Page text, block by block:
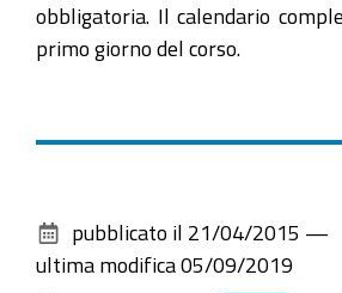
inizio
del
obbligatoria. Il calendario
primo giorno del corso.
documento
pubblicato il 21/04/2015 —
ultima modifica 05/09/2019